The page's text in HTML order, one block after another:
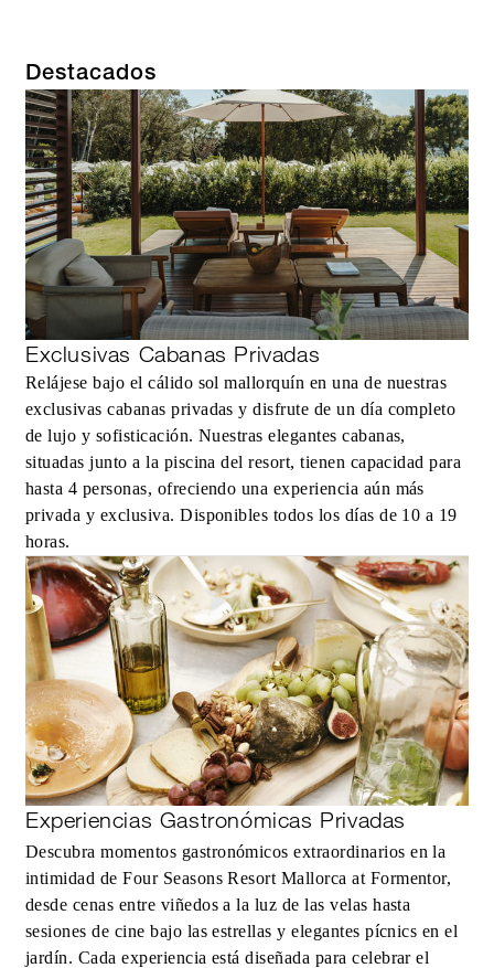
Destacados
Exclusivas Cabanas Privadas
Relájese bajo el cálido sol mallorquín en una de nuestras
exclusivas cabanas privadas y disfrute de un día completo
de lujo y sofisticación. Nuestras elegantes cabanas,
situadas junto a la piscina del resort, tienen capacidad para
hasta 4 personas, ofreciendo una experiencia aún más
privada y exclusiva. Disponibles todos los días de 10 a 19
horas.
Experiencias Gastronómicas Privadas
Descubra momentos gastronómicos extraordinarios en la
intimidad de Four Seasons Resort Mallorca at Formentor,
desde cenas entre viñedos a la luz de las velas hasta
sesiones de cine bajo las estrellas y elegantes pícnics en el
jardín. Cada experiencia está diseñada para celebrar el